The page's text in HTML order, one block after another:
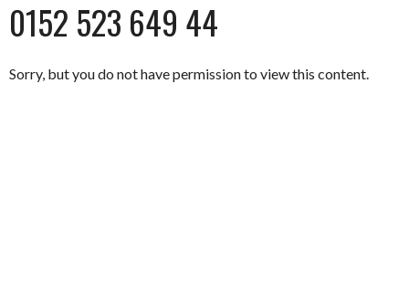
0152 523 649 44
Sorry, but you do not have permission to view this content.